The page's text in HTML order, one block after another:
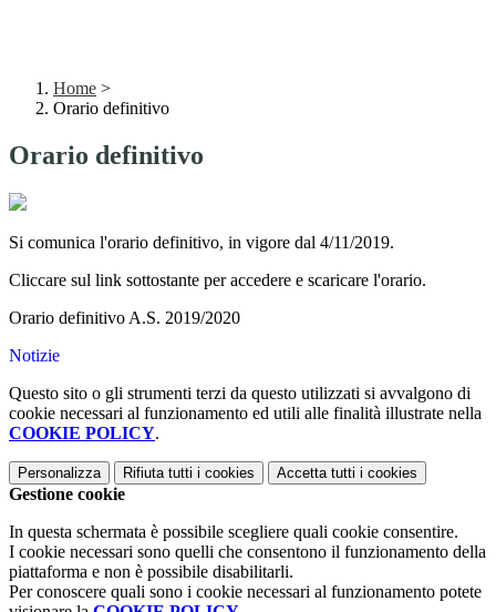
Home >
Orario definitivo
Orario definitivo
Si comunica l'orario definitivo, in vigore dal 4/11/2019.
Cliccare sul link sottostante per accedere e scaricare l'orario.
Orario definitivo A.S. 2019/2020
Notizie
Questo sito o gli strumenti terzi da questo utilizzati si avvalgono di
cookie necessari al funzionamento ed utili alle finalità illustrate nella
COOKIE POLICY.
Personalizza Rifiuta tutti i cookies Accetta tutti i cookies
Gestione cookie
In questa schermata è possibile scegliere quali cookie consentire.
I cookie necessari sono quelli che consentono il funzionamento della
piattaforma e non è possibile disabilitarli.
Per conoscere quali sono i cookie necessari al funzionamento potete